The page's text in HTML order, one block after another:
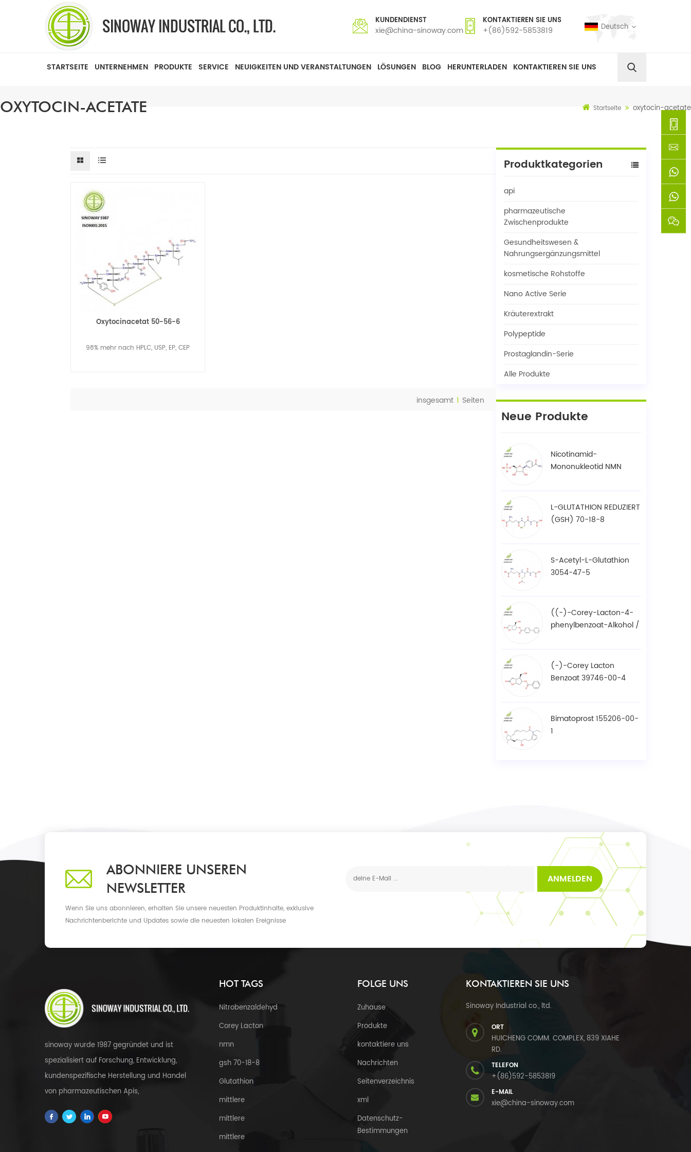
KUNDENDIENST
xie@china-sinoway.com
KONTAKTIEREN SIE UNS
+(86)592-5853819 Deutsch
STARTSEITE UNTERNEHMEN PRODUKTE SERVICE NEUIGKEITEN UND VERANSTALTUNGEN LÖSUNGEN BLOG HERUNTERLADEN KONTAKTIEREN SIE UNS
OXYTOCIN-ACETATE Startseite oxytocin-acetate
Produktkategorien
api
pharmazeutische
Zwischenprodukte
Gesundheitswesen &
Nahrungsergänzungsmittel
kosmetische Rohstoffe
Nano Active Serie
Kräuterextrakt
Polypeptide
Prostaglandin-Serie
Alle Produkte
Neue Produkte
Nicotinamid-
Mononukleotid NMN
L-GLUTATHION REDUZIERT
(GSH) 70-18-8
S-Acetyl-L-Glutathion
3054-47-5
((-)-Corey-Lacton-4-
phenylbenzoat-Alkohol /
(-)-Corey Lacton
Benzoat 39746-00-4
Bimatoprost 155206-00-
1
Oxytocinacetat 50-56-6
98% mehr nach HPLC, USP, EP, CEP
insgesamt 1 Seiten
ABONNIERE UNSEREN
NEWSLETTER
Wenn Sie uns abonnieren, erhalten Sie unsere neuesten Produktinhalte, exklusive
Nachrichtenberichte und Updates sowie die neuesten lokalen Ereignisse
ANMELDEN
sinoway wurde 1987 gegründet und ist
spezialisiert auf Forschung, Entwicklung,
kundenspezifische Herstellung und Handel
von pharmazeutischen Apis,
Nahrungsergänzungsmittel, kosmetische
HOT TAGS
Nitrobenzaldehyd
Corey Lacton
nmn
gsh 70-18-8
Glutathion
mittlere
mittlere
mittlere
FOLGE UNS
Zuhause
Produkte
kontaktiere uns
Nachrichten
Seitenverzeichnis
xml
Datenschutz-
Bestimmungen
KONTAKTIEREN SIE UNS
Sinoway Industrial co., ltd.
ORT
HUICHENG COMM. COMPLEX, 839 XIAHE
RD.
TELEFON
+(86)592-5853819
E-MAIL
xie@china-sinoway.com
5853819